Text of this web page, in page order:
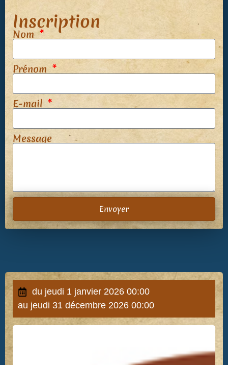
Inscription
Nom
Prénom
E-mail
Message
Envoyer
Alternative:
du jeudi 1 janvier 2026 00:00
au jeudi 31 décembre 2026 00:00